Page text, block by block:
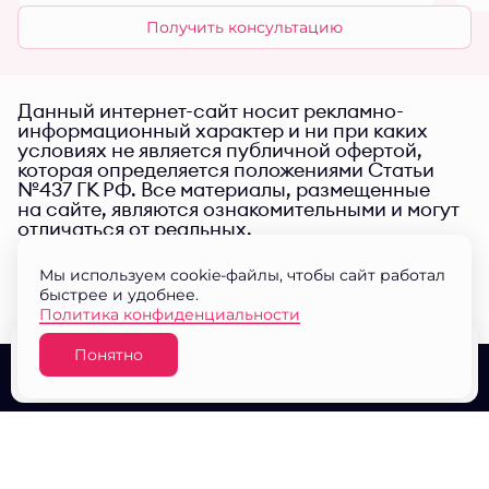
Получить консультацию
Данный интернет-сайт носит рекламно-
информационный характер и ни при каких
условиях не является публичной офертой,
которая определяется положениями Статьи
№437 ГК РФ. Все материалы, размещенные
на сайте, являются ознакомительными и могут
отличаться от реальных.
О проекте Выбор квартир
Мы используем cookie-файлы, чтобы сайт работал
быстрее и удобнее.
Политика конфиденциальности
Понятно